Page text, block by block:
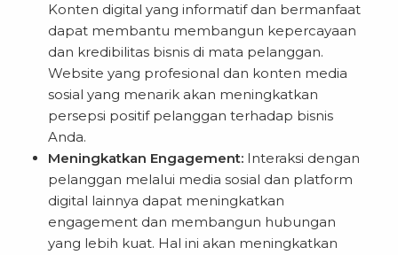
Konten digital yang informatif dan bermanfaat
dapat membantu membangun kepercayaan
dan kredibilitas bisnis di mata pelanggan.
Website yang profesional dan konten media
sosial yang menarik akan meningkatkan
persepsi positif pelanggan terhadap bisnis
Anda.
Meningkatkan Engagement: Interaksi dengan
pelanggan melalui media sosial dan platform
digital lainnya dapat meningkatkan
engagement dan membangun hubungan
yang lebih kuat. Hal ini akan meningkatkan